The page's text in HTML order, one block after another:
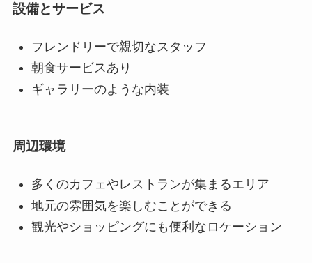
設備とサービス
フレンドリーで親切なスタッフ
朝食サービスあり
ギャラリーのような内装
周辺環境
多くのカフェやレストランが集まるエリア
地元の雰囲気を楽しむことができる
観光やショッピングにも便利なロケーション